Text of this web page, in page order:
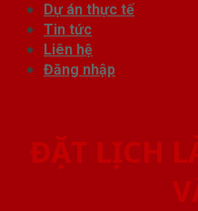
Dự án thực tế
Tin tức
Liên hệ
Đăng nhập
ĐẶT LỊCH